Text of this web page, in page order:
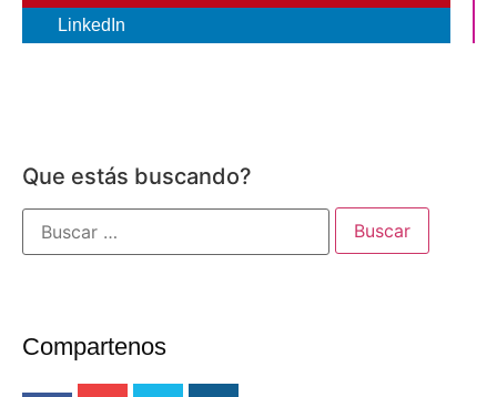
LinkedIn
Que estás buscando?
Buscar:
Compartenos